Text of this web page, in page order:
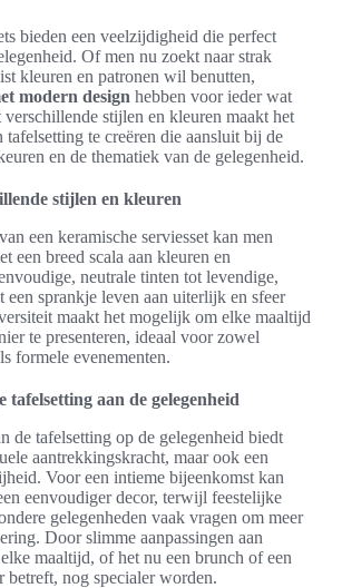
bieden een veelzijdigheid die perfect
Of men nu zoekt naar strak
kleuren en patronen wil benutten,
modern design hebben voor ieder wat
stijlen en kleuren maakt het
tafelsetting te creëren die aansluit bij de
en de thematiek van de gelegenheid.
stijlen en kleuren
een keramische serviesset kan men
een breed scala aan kleuren en
neutrale tinten tot levendige,
een sprankje leven aan uiterlijk en sfeer
maakt het mogelijk om elke maaltijd
te presenteren, ideaal voor zowel
formele evenementen.
tafelsetting aan de gelegenheid
de tafelsetting op de gelegenheid biedt
aantrekkingskracht, maar ook een
Voor een intieme bijeenkomst kan
eenvoudiger decor, terwijl feestelijke
gelegenheden vaak vragen om meer
Door slimme aanpassingen aan
maaltijd, of het nu een brunch of een
betreft, nog specialer worden.